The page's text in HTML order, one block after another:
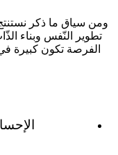
ومن سياق ما ذكر
تطوير النّفس وبناء
الفرصة تكون كبيرة